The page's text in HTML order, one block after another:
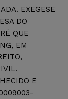
EXEGESE
DO
QUE
EM
E